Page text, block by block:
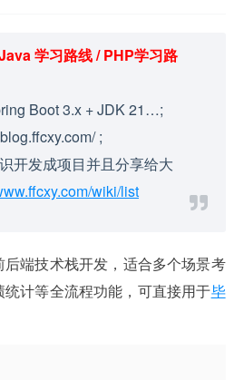
学习路线 / PHP学习路
Boot 3.x + JDK 21…;
;
开发成项目并且分享给大
wiki/list
端技术栈开发，适合多个场景考
计等全流程功能，可直接用于毕